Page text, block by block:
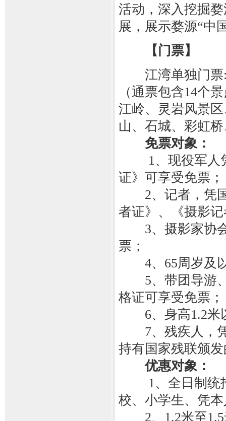
活动，深入挖掘
展，展示婺源“中
【门票】
江湾单独门票
（通票包含14个
江岭、灵岩风景
山、石城、彩虹
免票对象：
1、现役军人凭
证》可享受免票；
2、记者，凭国
者证》、《摄影
3、摄影家协会
票；
4、65周岁及以
5、带团导游、
格证可享受免票；
6、身高1.2米
7、残疾人，凭
持有国家残联颁
优惠对象：
1、全日制统招
校、小学生、凭
2、1.2米至1.5